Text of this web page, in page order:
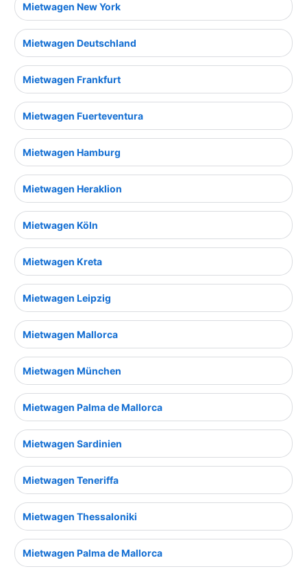
Mietwagen New York
Mietwagen Deutschland
Mietwagen Frankfurt
Mietwagen Fuerteventura
Mietwagen Hamburg
Mietwagen Heraklion
Mietwagen Köln
Mietwagen Kreta
Mietwagen Leipzig
Mietwagen Mallorca
Mietwagen München
Mietwagen Palma de Mallorca
Mietwagen Sardinien
Mietwagen Teneriffa
Mietwagen Thessaloniki
Mietwagen Palma de Mallorca